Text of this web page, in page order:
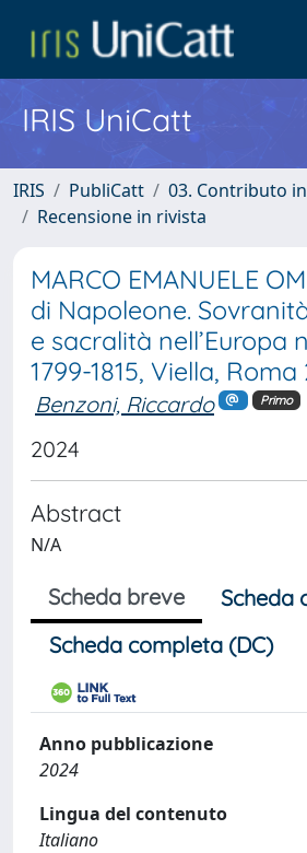
IRIS UniCatt
IRIS PubliCatt
03. Contributo
Recensione in rivista
MARCO EMANUELE
di Napoleone.
e sacralità nell’Europa
1799-1815, Viella, Roma
Benzoni, Riccardo Primo
2024
Abstract
N/A
Scheda breve
Scheda
Scheda completa (DC)
Anno pubblicazione
2024
Lingua del contenuto
Italiano